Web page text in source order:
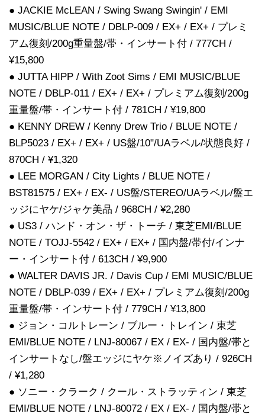
● JACKIE McLEAN / Swing Swang Swingin' / EMI
MUSIC/BLUE NOTE / DBLP-009 / EX+ / EX+ / プレミ
アム復刻/200g重量盤/帯・インサート付 / 777CH /
¥15,800
● JUTTA HIPP / With Zoot Sims / EMI MUSIC/BLUE
NOTE / DBLP-011 / EX+ / EX+ / プレミアム復刻/200g
重量盤/帯・インサート付 / 781CH / ¥19,800
● KENNY DREW / Kenny Drew Trio / BLUE NOTE /
BLP5023 / EX+ / EX+ / US盤/10"/UAラベル/状態良好 /
870CH / ¥1,320
● LEE MORGAN / City Lights / BLUE NOTE /
BST81575 / EX+ / EX- / US盤/STEREO/UAラベル/盤エ
ッジにヤケ/ジャケ美品 / 968CH / ¥2,280
● US3 / ハンド・オン・ザ・トーチ / 東芝EMI/BLUE
NOTE / TOJJ-5542 / EX+ / EX+ / 国内盤/帯付/インナ
ー・インサート付 / 613CH / ¥9,900
● WALTER DAVIS JR. / Davis Cup / EMI MUSIC/BLUE
NOTE / DBLP-039 / EX+ / EX+ / プレミアム復刻/200g
重量盤/帯・インサート付 / 779CH / ¥13,800
● ジョン・コルトレーン / ブルー・トレイン / 東芝
EMI/BLUE NOTE / LNJ-80067 / EX / EX- / 国内盤/帯と
インサートなし/盤エッジにヤケ※ノイズあり / 926CH
/ ¥1,280
● ソニー・クラーク / クール・ストラッティン / 東芝
EMI/BLUE NOTE / LNJ-80072 / EX / EX- / 国内盤/帯と